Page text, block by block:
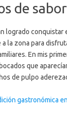
de sabor
logrado conquistar
la zona para
En mis
que
de pulpo
gastronómica